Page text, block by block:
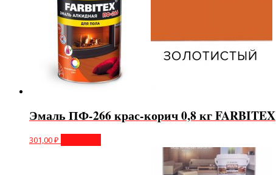
Эмаль ПФ-266 крас-корич 0,8 кг FARBITEX
301,00₽